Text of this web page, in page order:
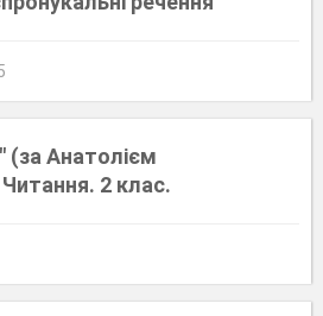
Анатолієм
2 клас.